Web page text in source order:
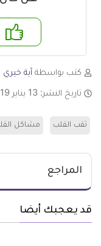
لا
كتب بواسطة آية خيري
تاريخ النشر: 13 يناير 2019
ثقب القلب مشاكل
المراجع
قد يعجبك أيضا